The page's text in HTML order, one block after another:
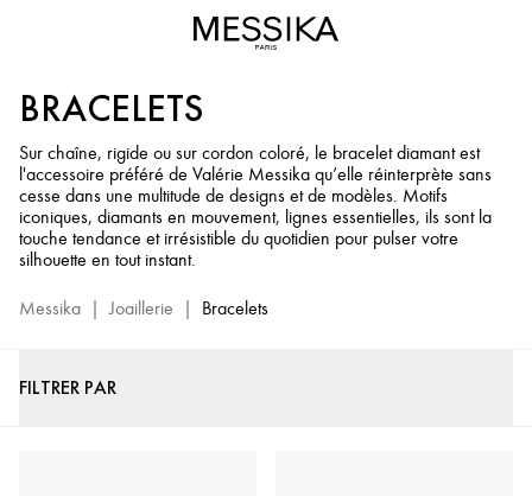
Bracelet
Jonc
Bracelets
Luxe
Messika
BRACELETS
Sur chaîne, rigide ou sur cordon coloré, le bracelet diamant est
l'accessoire préféré de Valérie Messika qu’elle réinterprète sans
cesse dans une multitude de designs et de modèles. Motifs
iconiques, diamants en mouvement, lignes essentielles, ils sont la
touche tendance et irrésistible du quotidien pour pulser votre
silhouette en tout instant.
Messika | Joaillerie | Bracelets
FILTRER PAR